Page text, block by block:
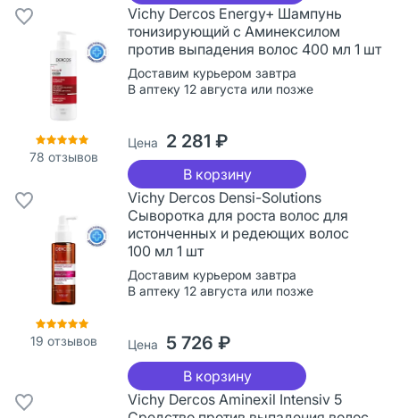
78 отзывов
Vichy Dercos Energy+ Шампунь
тонизирующий с Аминексилом
против выпадения волос 400 мл 1 шт
Доставим курьером завтра
В аптеку 12 августа или позже
Цена 2 281 ₽
В корзину
19 отзывов
Vichy Dercos Densi-Solutions
Сыворотка для роста волос для
истонченных и редеющих волос
100 мл 1 шт
Доставим курьером завтра
В аптеку 12 августа или позже
Цена 5 726 ₽
В корзину
Vichy Dercos Aminexil Intensiv 5